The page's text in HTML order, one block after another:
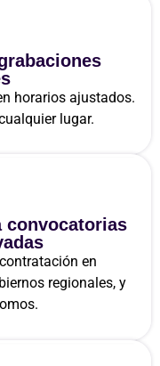
horarios ajustados.
lugar.
convocatorias
en
regionales, y